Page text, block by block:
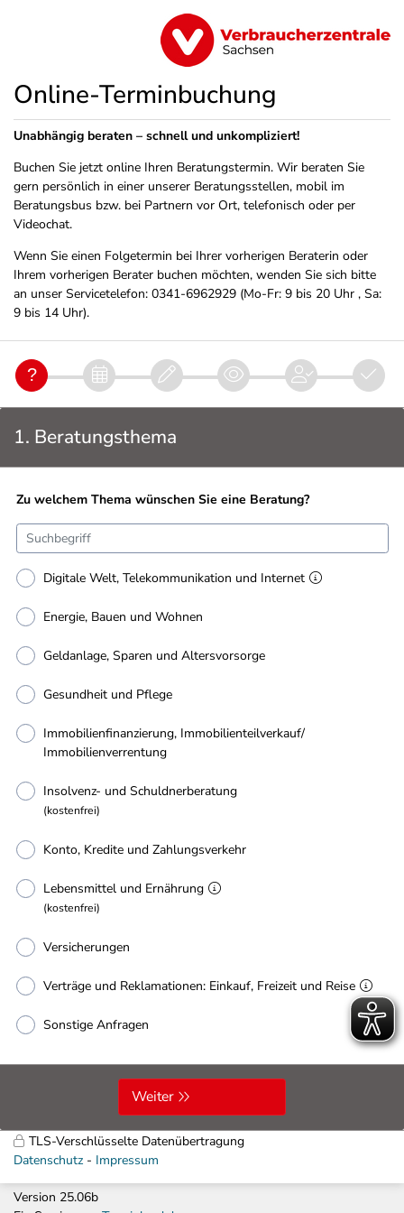
Online-Terminbuchung
Unabhängig beraten – schnell und unkompliziert!
Buchen Sie jetzt online Ihren Beratungstermin. Wir beraten Sie
gern persönlich in einer unserer Beratungsstellen, mobil im
Beratungsbus bzw. bei Partnern vor Ort, telefonisch oder per
Videochat.
Wenn Sie einen Folgetermin bei Ihrer vorherigen Beraterin oder
Ihrem vorherigen Berater buchen möchten, wenden Sie sich bitte
an unser Servicetelefon: 0341-6962929 (Mo-Fr: 9 bis 20 Uhr , Sa:
9 bis 14 Uhr).
1. Beratungsthema
Zu welchem Thema wünschen Sie eine Beratung?
Digitale Welt, Telekommunikation und Internet
Energie, Bauen und Wohnen
Geldanlage, Sparen und Altersvorsorge
Gesundheit und Pflege
Immobilienfinanzierung, Immobilienteilverkauf/
Immobilienverrentung
Insolvenz- und Schuldnerberatung
(kostenfrei)
Konto, Kredite und Zahlungsverkehr
Lebensmittel und Ernährung
(kostenfrei)
Versicherungen
Verträge und Reklamationen: Einkauf, Freizeit und Reise
Sonstige Anfragen
Weiter
TLS-Verschlüsselte Datenübertragung
Datenschutz
Impressum
Version 25.06b